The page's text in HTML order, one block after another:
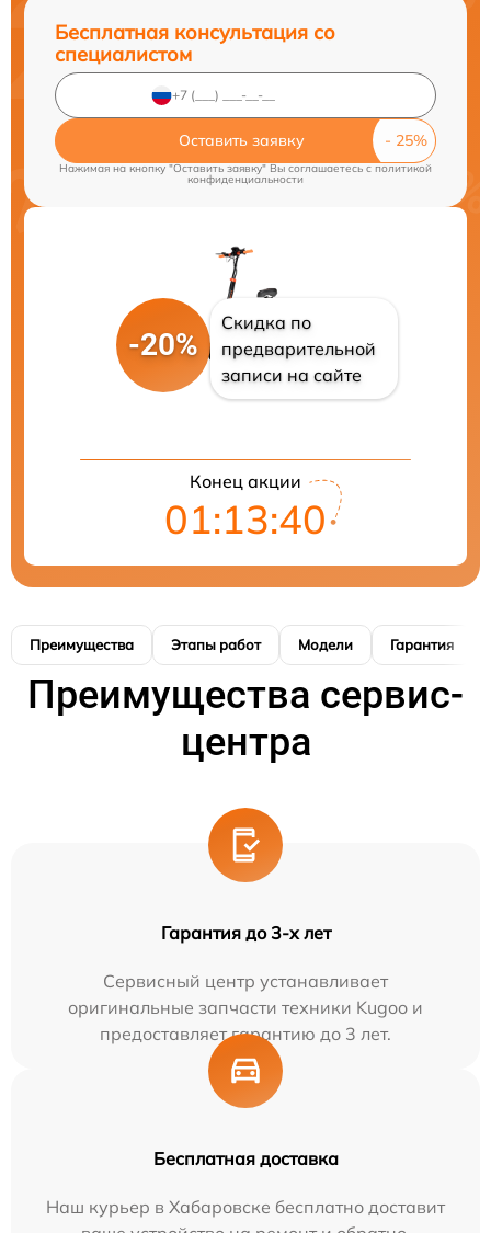
Бесплатная консультация со
специалистом
Оставить заявку
Нажимая на кнопку "Оставить заявку" Вы соглашаетесь cполитикой
конфиденциальности
-20%
Скидка по
предварительной
записи на сайте
Конец акции
01:13:40
Преимущества Этапы работ Модели Гарантия
Преимущества сервис-
центра
Гарантия до 3-х лет
Сервисный центр устанавливает
оригинальные запчасти техники Kugoo и
предоставляет гарантию до 3 лет.
Бесплатная доставка
Наш курьер в Хабаровске бесплатно доставит